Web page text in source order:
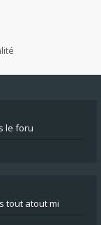
le foru
tout atout mi